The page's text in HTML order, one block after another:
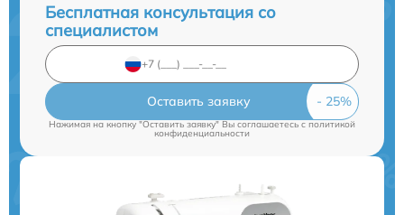
Бесплатная консультация со
специалистом
Оставить заявку
Нажимая на кнопку "Оставить заявку" Вы соглашаетесь cполитикой
конфиденциальности